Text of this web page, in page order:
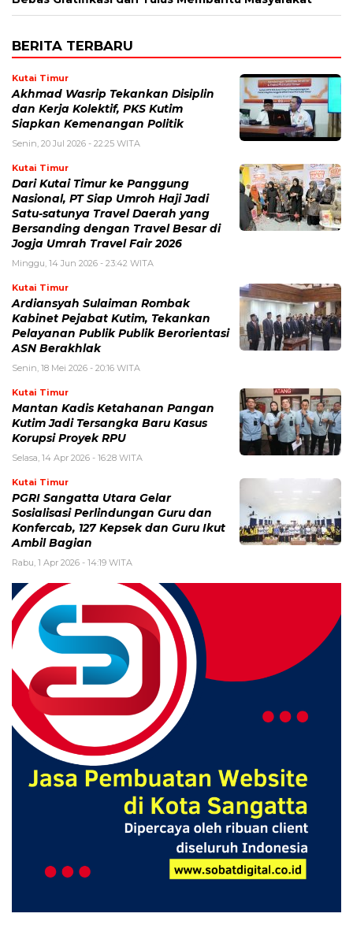
BERITA TERBARU
Kutai Timur
Akhmad Wasrip Tekankan Disiplin
dan Kerja Kolektif, PKS Kutim
Siapkan Kemenangan Politik
Senin, 20 Jul 2026 - 22:25 WITA
Kutai Timur
Dari Kutai Timur ke Panggung
Nasional, PT Siap Umroh Haji Jadi
Satu-satunya Travel Daerah yang
Bersanding dengan Travel Besar di
Jogja Umrah Travel Fair 2026
Minggu, 14 Jun 2026 - 23:42 WITA
Kutai Timur
Ardiansyah Sulaiman Rombak
Kabinet Pejabat Kutim, Tekankan
Pelayanan Publik Publik Berorientasi
ASN Berakhlak
Senin, 18 Mei 2026 - 20:16 WITA
Kutai Timur
Mantan Kadis Ketahanan Pangan
Kutim Jadi Tersangka Baru Kasus
Korupsi Proyek RPU
Selasa, 14 Apr 2026 - 16:28 WITA
Kutai Timur
PGRI Sangatta Utara Gelar
Sosialisasi Perlindungan Guru dan
Konfercab, 127 Kepsek dan Guru Ikut
Ambil Bagian
Rabu, 1 Apr 2026 - 14:19 WITA